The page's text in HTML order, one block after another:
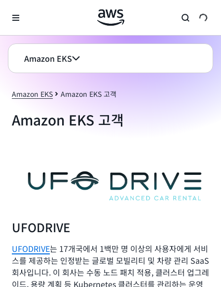
Amazon EKS
Amazon EKS Amazon EKS 고객
Amazon EKS 고객
UFODRIVE
UFODRIVE는 17개국에서 1백만 명 이상의 사용자에게 서비
스를 제공하는 인정받는 글로벌 모빌리티 및 차량 관리 SaaS
회사입니다. 이 회사는 수동 노드 패치 적용, 클러스터 업그레
이드, 용량 계획 등 Kubernetes 클러스터를 관리하는 운영